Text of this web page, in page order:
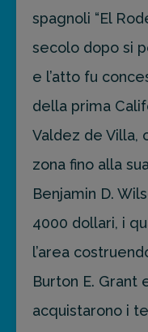
spagnoli “El
secolo dopo si
e l’atto fu
della prima
Valdez de Villa,
zona fino alla
Benjamin D.
4000 dollari, i
l’area
Burton E. Grant
acquistarono i